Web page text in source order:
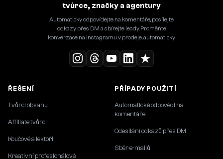
tvůrce, značky a agentury
Automaticky odpovídejte na komentáře, posílejte
odkazy přes DM a sbírejte leady. Proměňte
konverzace na Instagramu v prodeje, automaticky.
ŘEŠENÍ
Tvůrci obsahu
Affiliate tvůrci
Koučové a lektoři
Kreativní profesionálové
PŘÍPADY POUŽITÍ
Automatické odpovědi na
komentáře
Odesílání odkazů přes DM
Sběr e-mailů